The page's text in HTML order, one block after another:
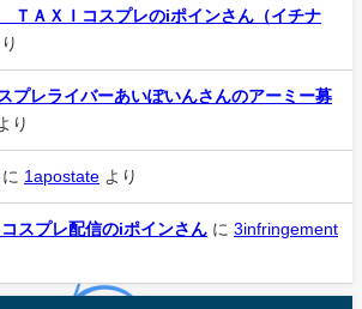
ＴＡＸＩコスプレのiポインさん（イチナ
プレライバーあいぽいんさんのアーミー募
り
1apostate より
スプレ配信のiポインさん に 3infringement